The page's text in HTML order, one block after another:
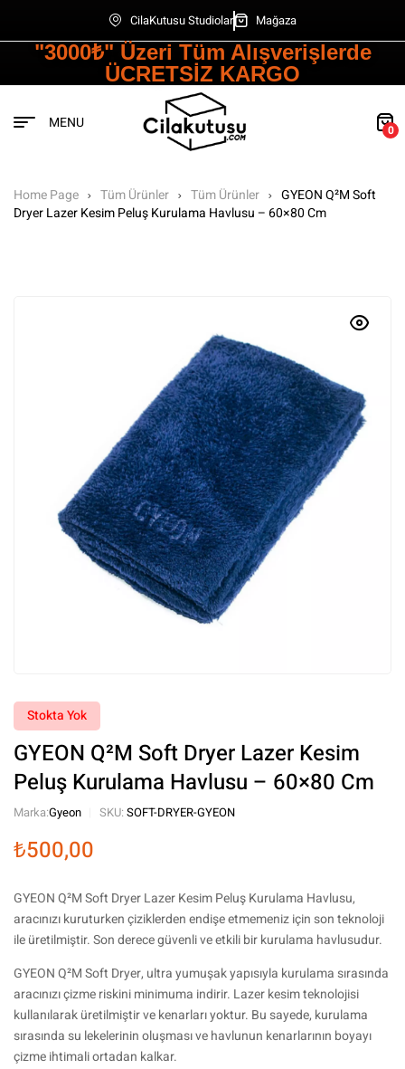
CilaKutusu Studiolar Mağaza
"3000₺" Üzeri Tüm Alışverişlerde
ÜCRETSİZ KARGO
MENU 0
Home Page Tüm Ürünler Tüm Ürünler
GYEON Q²M Soft
Dryer Lazer Kesim Peluş Kurulama Havlusu – 60×80 Cm
Stokta Yok
GYEON Q²M Soft Dryer Lazer Kesim
Peluş Kurulama Havlusu – 60×80 Cm
Marka:Gyeon SKU: SOFT-DRYER-GYEON
₺500,00
GYEON Q²M Soft Dryer Lazer Kesim Peluş Kurulama Havlusu,
aracınızı kuruturken çiziklerden endişe etmemeniz için son teknoloji
ile üretilmiştir. Son derece güvenli ve etkili bir kurulama havlusudur.
GYEON Q²M Soft Dryer, ultra yumuşak yapısıyla kurulama sırasında
aracınızı çizme riskini minimuma indirir. Lazer kesim teknolojisi
kullanılarak üretilmiştir ve kenarları yoktur. Bu sayede, kurulama
sırasında su lekelerinin oluşması ve havlunun kenarlarının boyayı
çizme ihtimali ortadan kalkar.